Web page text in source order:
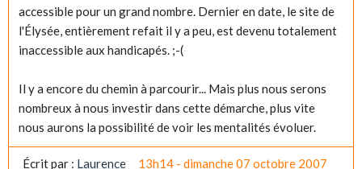
accessible pour un grand nombre. Dernier en date, le site de
l'Élysée, entièrement refait il y a peu, est devenu totalement
inaccessible aux handicapés. ;-(
Il y a encore du chemin à parcourir... Mais plus nous serons
nombreux à nous investir dans cette démarche, plus vite
nous aurons la possibilité de voir les mentalités évoluer.
Écrit par : Laurence 13h14- dimanche 07 octobre 2007